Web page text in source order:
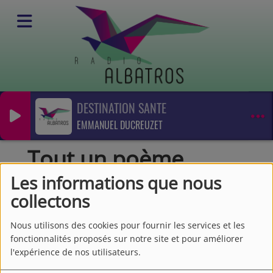
Les informations que nous
collectons
Nous utilisons des cookies pour fournir les services et les
fonctionnalités proposés sur notre site et pour améliorer
l'expérience de nos utilisateurs.
DESTINATION SANTE
EMMANUEL DUCREUZET
Emissions Emissions culturelles
Tout un poème